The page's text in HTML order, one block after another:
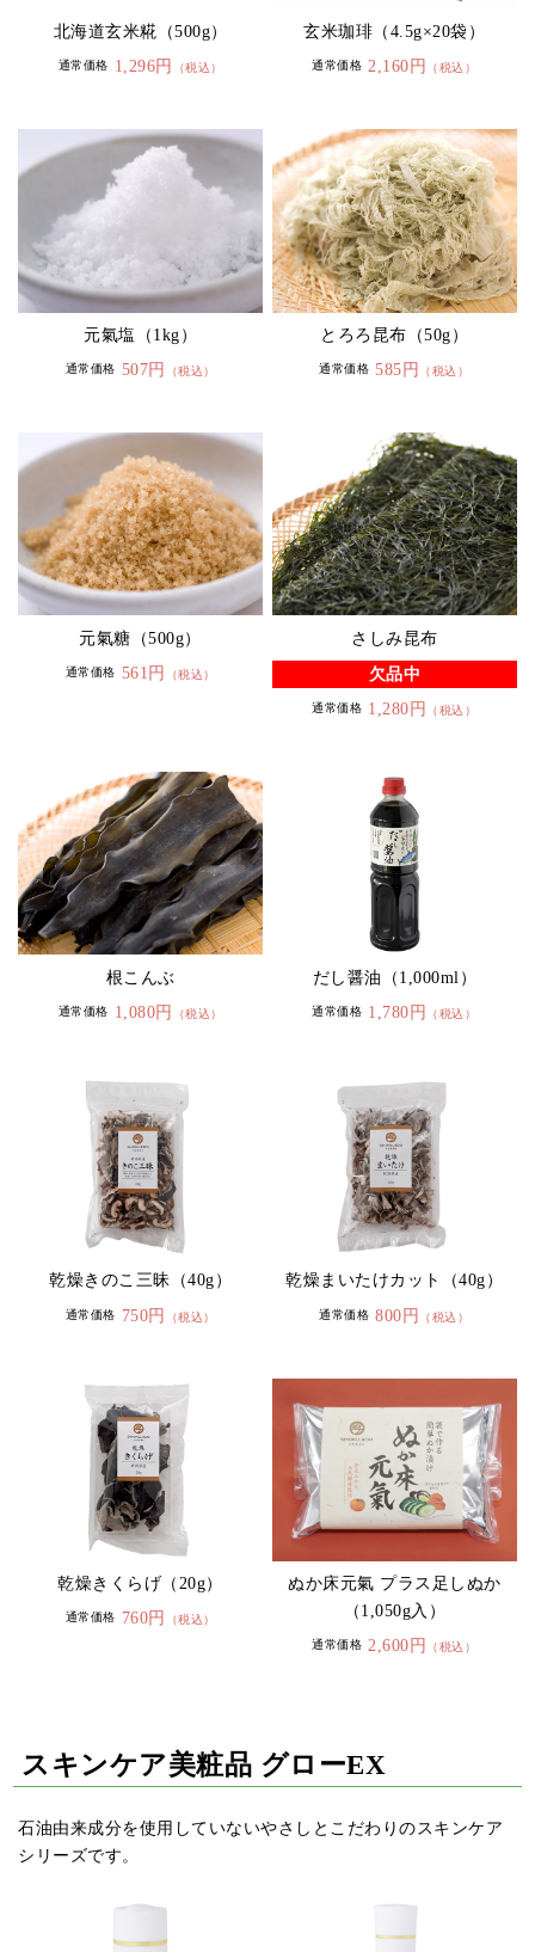
北海道玄米糀（500g）
通常価格 1,296円 （税込）
玄米珈琲（4.5g×20袋）
通常価格 2,160円 （税込）
元氣塩（1kg）
通常価格 507円 （税込）
とろろ昆布（50g）
通常価格 585円 （税込）
元氣糖（500g）
通常価格 561円 （税込）
さしみ昆布
欠品中
通常価格 1,280円 （税込）
根こんぶ
通常価格 1,080円 （税込）
だし醤油（1,000ml）
通常価格 1,780円 （税込）
乾燥きのこ三昧（40g）
通常価格 750円 （税込）
乾燥まいたけカット（40g）
通常価格 800円 （税込）
乾燥きくらげ（20g）
通常価格 760円 （税込）
ぬか床元氣 プラス足しぬか
（1,050g入）
通常価格 2,600円 （税込）
スキンケア美粧品 グローEX
石油由来成分を使用していないやさしとこだわりのスキンケア
シリーズです。